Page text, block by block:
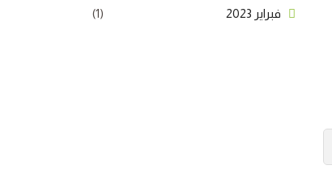
فبراير 2023 (1)